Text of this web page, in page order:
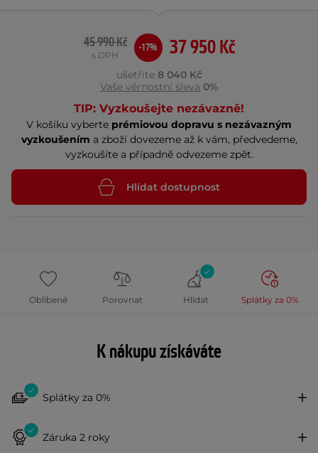
37 950 Kč
45 990 Kč
s DPH
-17%
ušetříte 8 040 Kč
Vaše věrnostní sleva 0%
TIP: Vyzkoušejte nezávazně!
V košíku vyberte prémiovou dopravu s nezávazným
vyzkoušením a zboží dovezeme až k vám, předvedeme,
vyzkoušíte a případně odvezeme zpět.
Hlídat dostupnost
Oblíbené Porovnat Hlídat Splátky za 0%
K nákupu získáváte
Splátky za 0%
Záruka 2 roky